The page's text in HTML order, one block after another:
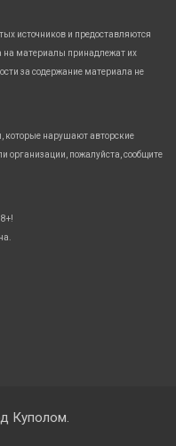
источников и предоставляются
на материалы принадлежат их
за содержание материала не
которые нарушают авторские
пожалуйста, сообщите
Куполом.